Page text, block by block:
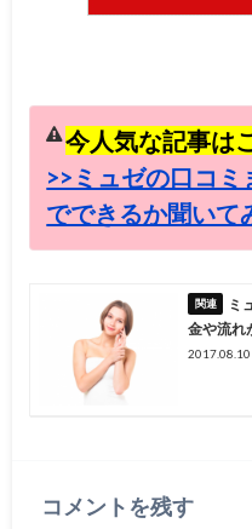
今人気な記事は
>>ミュゼの口コ
でできるか聞いて
ミ
金や流れ
2017.08.10
コメントを残す